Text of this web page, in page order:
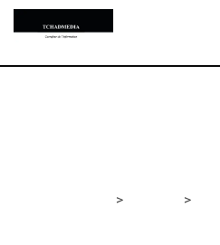
Skip
> >